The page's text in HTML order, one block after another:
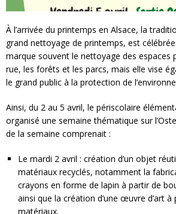
À l’arrivée du printemps en Alsace, la
grand nettoyage de printemps, est
marque souvent le nettoyage des espaces
rue, les forêts et les parcs, mais elle vise
le grand public à la protection de
Ainsi, du 2 au 5 avril, le périscolaire
organisé une semaine thématique sur
de la semaine comprenait :
Le mardi 2 avril : création d’un objet
matériaux recyclés, notamment la
crayons en forme de lapin à partir de
ainsi que la création d’une œuvre d’art à
matériaux.